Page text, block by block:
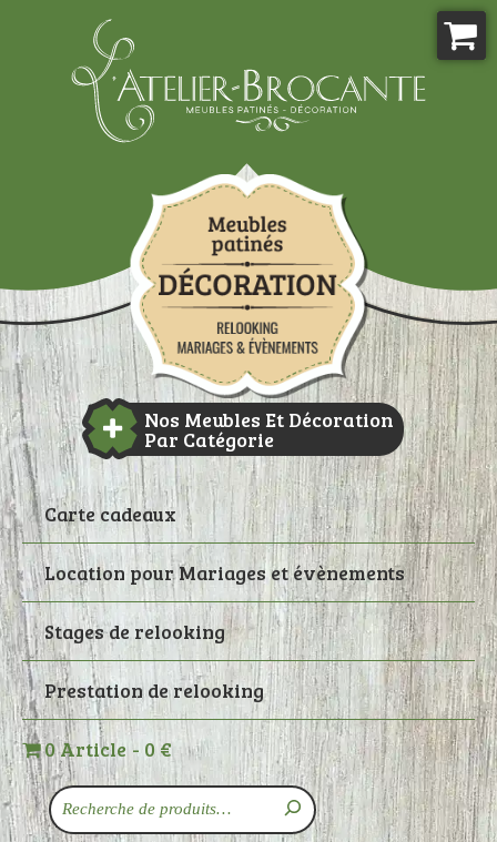
Nos Meubles Et Décoration
Par Catégorie
Carte cadeaux
Location pour Mariages et évènements
Stages de relooking
Prestation de relooking
0 Article 0 €
Recherche